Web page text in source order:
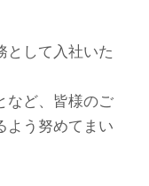
として入社いた
など、皆様のご
よう努めてまい